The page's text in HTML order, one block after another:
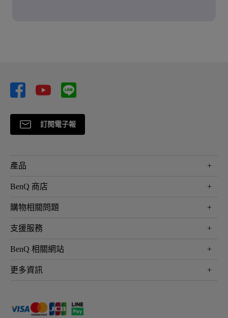
訂閱電子報
產品
大型液晶
投影機
智慧照明
專業拍物視訊鏡頭
BenQ 商店
最新產品與活動
尋找銷售據點
會員綁定LINE教學
購物相關問題
第一次購物就上手
延長保固購買
贈品兌換網站首頁
支援服務
服務公告
保固條例
手冊與軟體下載
產品常見問題
BenQ 相關網站
專業商用解決方案
BenQ 大娛樂家
更多資訊
永續發展
產品碳足跡報告